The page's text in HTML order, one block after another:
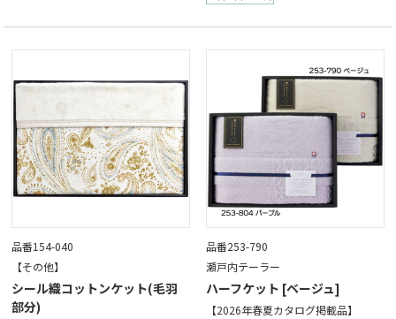
品番154-040
【その他】
シール織コットンケット(毛羽
部分)
品番253-790
瀬戸内テーラー
ハーフケット [ベージュ]
【2026年春夏カタログ掲載品】